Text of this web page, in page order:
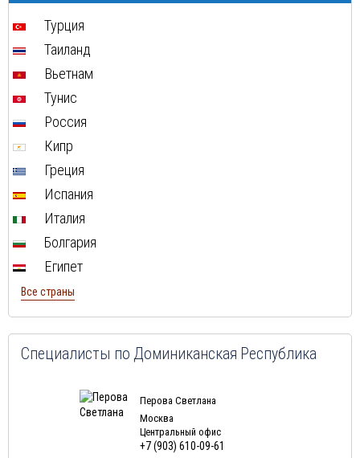
Туры в ОАЭ в августе
Туры в Мальту в августе
Туры в Индонезию в августе
Туры в Чехию в августе
Туры в Финляндию в августе
Туры в Индию в августе
Туры в Тунис в августе
Туры в Норвегию в августе
Туры в Мексику в августе
Туры в Кубу в августе
Туры в Грецию в августе
Турция
Таиланд
Вьетнам
Тунис
Россия
Кипр
Греция
Испания
Италия
Болгария
Египет
Все страны
Специалисты по Доминиканская Республика
Перова Светлана
Москва
Центральный офис
+7 (903) 610-09-61